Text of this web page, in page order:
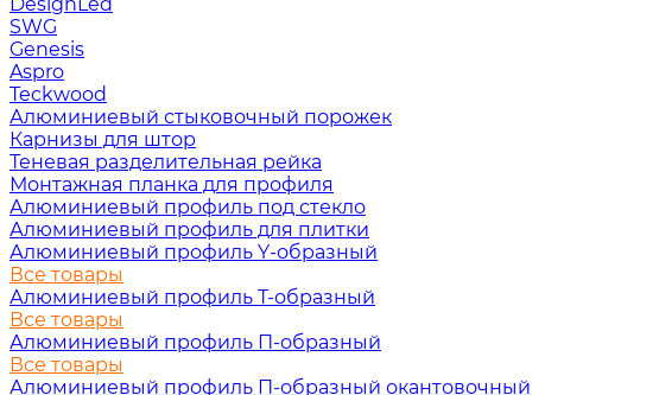
SWG
Genesis
Aspro
Teckwood
Алюминиевый стыковочный порожек
Карнизы для штор
Теневая разделительная рейка
Монтажная планка для профиля
Алюминиевый профиль под стекло
Алюминиевый профиль для плитки
Алюминиевый профиль Y-образный
Все товары
Алюминиевый профиль Т-образный
Все товары
Алюминиевый профиль П-образный
Все товары
Алюминиевый профиль П-образный окантовочный